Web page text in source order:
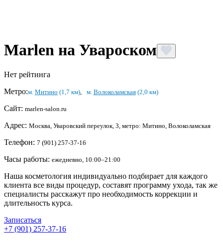
Marlen на Увароском
Нет рейтинга
Метро:м. Митино (1,7 км) м. Волоколамская(2,0 км)
Сайт: marlen-salon.ru
Адрес: Москва, Уваровский переулок, 3, метро: Митино, Волоколамская
Телефон: 7 (901) 257-37-16
Часы работы: ежедневно, 10:00–21:00
Наша косметология индивидуально подбирает для каждого
клиента все виды процедур, составят программу ухода, так же
специалисты расскажут про необходимость коррекции и
длительность курса.
Записаться
+7 (901) 257-37-16